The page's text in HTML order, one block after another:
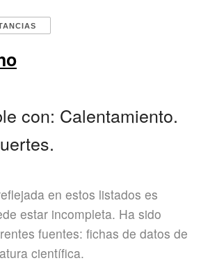
con: Calentamiento.
en estos listados es
estar incompleta. Ha sido
fuentes: fichas de datos de
científica.